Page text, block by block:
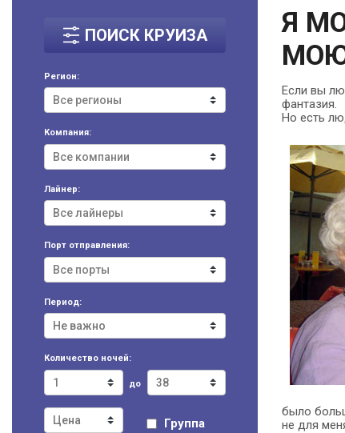
ПОИСК КРУИЗА
Регион:
Компания:
Лайнер:
Порт отправления:
Период:
Количество ночей:
до
Группа
Я
Если вы
фантазия.
Но есть
было
не для